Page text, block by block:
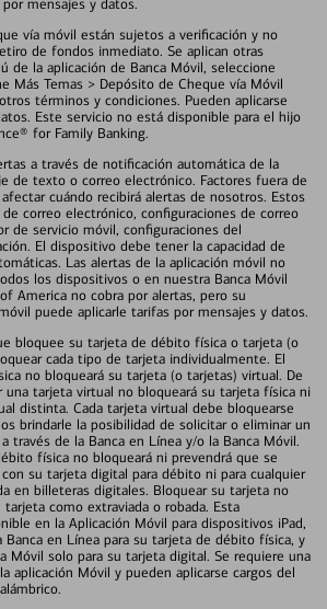
mensajes y datos.
vía móvil están sujetos a verificación y no
de fondos inmediato. Se aplican otras
de la aplicación de Banca Móvil, seleccione
Más Temas > Depósito de Cheque vía Móvil
términos y condiciones. Pueden aplicarse
Este servicio no está disponible para el hijo
for Family Banking.
a través de notificación automática de la
de texto o correo electrónico. Factores fuera de
cuándo recibirá alertas de nosotros. Estos
correo electrónico, configuraciones de correo
de servicio móvil, configuraciones del
El dispositivo debe tener la capacidad de
Las alertas de la aplicación móvil no
los dispositivos o en nuestra Banca Móvil
America no cobra por alertas, pero su
puede aplicarle tarifas por mensajes y datos.
bloquee su tarjeta de débito física o tarjeta (o
cada tipo de tarjeta individualmente. El
no bloqueará su tarjeta (o tarjetas) virtual. De
una tarjeta virtual no bloqueará su tarjeta física ni
distinta. Cada tarjeta virtual debe bloquearse
brindarle la posibilidad de solicitar o eliminar un
través de la Banca en Línea y/o la Banca Móvil.
física no bloqueará ni prevendrá que se
su tarjeta digital para débito ni para cualquier
en billeteras digitales. Bloquear su tarjeta no
como extraviada o robada. Esta
en la Aplicación Móvil para dispositivos iPad,
Banca en Línea para su tarjeta de débito física, y
Móvil solo para su tarjeta digital. Se requiere una
aplicación Móvil y pueden aplicarse cargos del